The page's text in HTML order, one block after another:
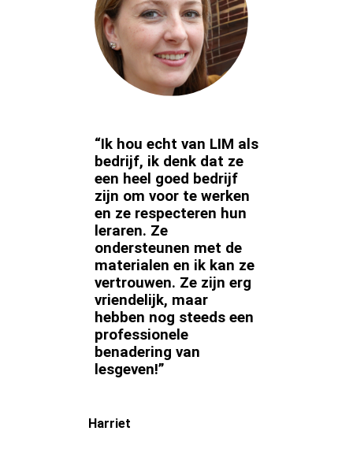
“Ik hou echt van LIM als
bedrijf, ik denk dat ze
een heel goed bedrijf
zijn om voor te werken
en ze respecteren hun
leraren. Ze
ondersteunen met de
materialen en ik kan ze
vertrouwen. Ze zijn erg
vriendelijk, maar
hebben nog steeds een
professionele
benadering van
lesgeven!”
Harriet